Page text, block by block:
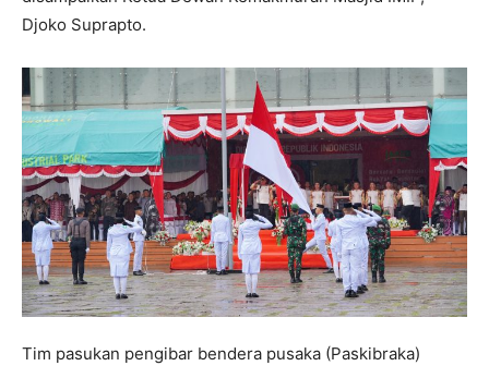
Djoko Suprapto.
Tim pasukan pengibar bendera pusaka (Paskibraka)